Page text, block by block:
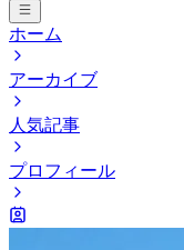
ホーム
アーカイブ
人気記事
プロフィール